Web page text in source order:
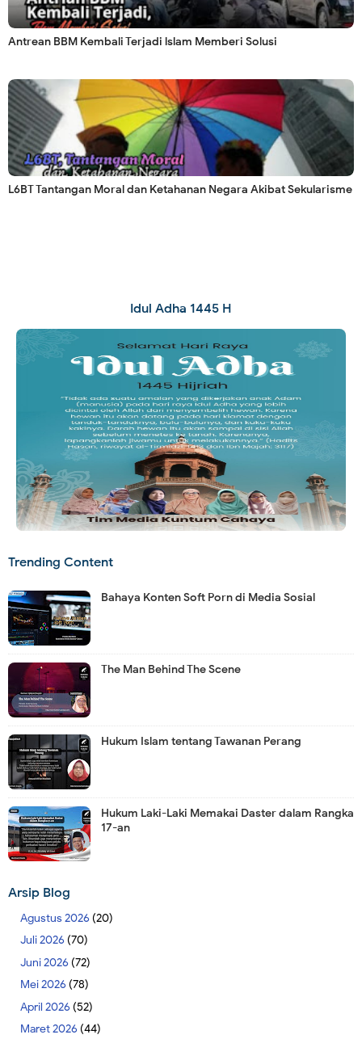
Antrean BBM Kembali Terjadi lslam Memberi Solusi
L6BT Tantangan Moral dan Ketahanan Negara Akibat Sekularisme
Idul Adha 1445 H
Trending Content
Bahaya Konten Soft Porn di Media Sosial
The Man Behind The Scene
Hukum Islam tentang Tawanan Perang
Hukum Laki-Laki Memakai Daster dalam Rangka
17-an
Arsip Blog
Agustus 2026 (20)
Juli 2026 (70)
Juni 2026 (72)
Mei 2026 (78)
April 2026 (52)
Maret 2026 (44)